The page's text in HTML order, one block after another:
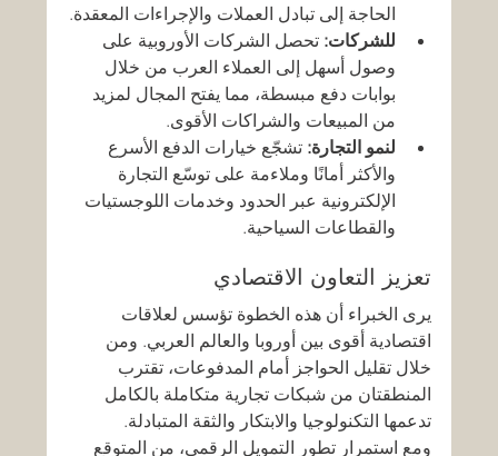
الحاجة إلى تبادل العملات والإجراءات المعقدة.
للشركات: تحصل الشركات الأوروبية على
وصول أسهل إلى العملاء العرب من خلال
بوابات دفع مبسطة، مما يفتح المجال لمزيد
من المبيعات والشراكات الأقوى.
لنمو التجارة: تشجّع خيارات الدفع الأسرع
والأكثر أمانًا وملاءمة على توسّع التجارة
الإلكترونية عبر الحدود وخدمات اللوجستيات
والقطاعات السياحية.
تعزيز التعاون الاقتصادي
يرى الخبراء أن هذه الخطوة تؤسس لعلاقات
اقتصادية أقوى بين أوروبا والعالم العربي. ومن
خلال تقليل الحواجز أمام المدفوعات، تقترب
المنطقتان من شبكات تجارية متكاملة بالكامل
تدعمها التكنولوجيا والابتكار والثقة المتبادلة.
ومع استمرار تطور التمويل الرقمي، من المتوقع